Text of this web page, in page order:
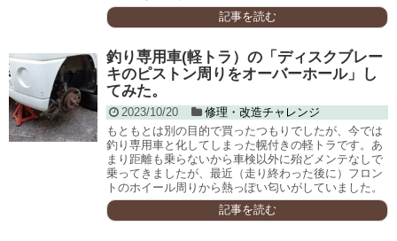
記事を読む
釣り専用車(軽トラ）の「ディスクブレー
キのピストン周りをオーバーホール」し
てみた。
2023/10/20
修理・改造チャレンジ
もともとは別の目的で買ったつもりでしたが、今では
釣り専用車と化してしまった幌付きの軽トラです。あ
まり距離も乗らないから車検以外に殆どメンテなしで
乗ってきましたが、最近（走り終わった後に）フロン
トのホイール周りから熱っぽい匂いがしていました。
記事を読む